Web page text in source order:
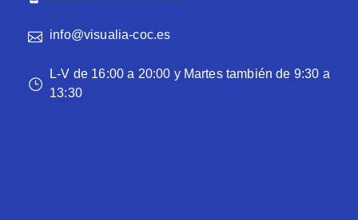
info@visualia-coc.es
L-V de 16:00 a 20:00 y Martes también de 9:30 a
13:30